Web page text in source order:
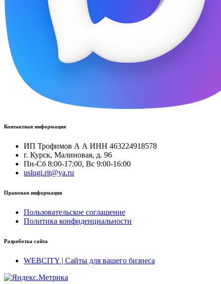
Контактная информация
ИП Трофимов А А ИНН 463224918578
г. Курск, Малиновая, д. 96
Пн-Сб 8:00-17:00, Вс 9:00-16:00
uslugi.rit@ya.ru
Правовая информация
Пользовательское соглашение
Политика конфиденциальности
Разработка сайта
WEBCITY | Сайты для вашего бизнеса